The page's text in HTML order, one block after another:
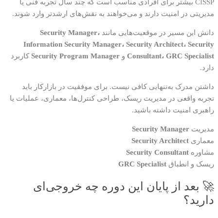
CISSP بیشتر برای افرادی مناسب است که چند سال تجربه فنی یا
مدیریتی در امنیت دارند و می‌خواهند به نقش‌های ارشدتر وارد شوند.
دانش این مسیر در موقعیت‌هایی مانند Security Manager،
Information Security Manager، Security Architect، Security
Consultant، GRC Specialist و Security Program Manager کاربرد
دارد.
داشتن مدرک به‌تنهایی کافی نیست. برای موفقیت در بازارکار باید
تجربه واقعی در مدیریت ریسک، طراحی کنترل‌ها، معماری، عملیات یا
راهبری امنیت داشته باشید.
مدیریت Security Manager
معماری Security Architect
مشاوره Security Consultant
ریسک و انطباق GRC Specialist
🚀 بعد از پایان این دوره چه خروجی‌ای
دارید؟